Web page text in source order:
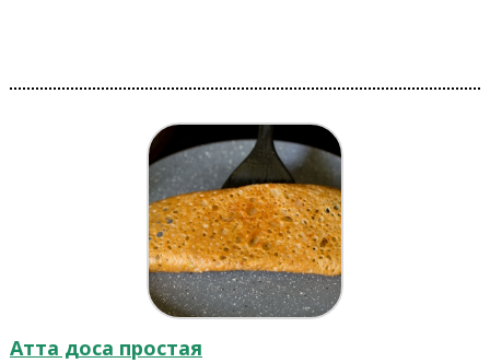
Атта доса простая